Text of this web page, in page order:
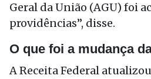
Geral da União (AGU) foi
providências”, disse.
O que foi a mudança
A Receita Federal